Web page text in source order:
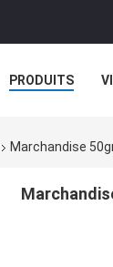
PRODUITS
Marchandise